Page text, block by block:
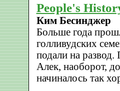
People's
Ким Бесинджер
Больше года
голливудских
подали на
Алек, наоборот,
начиналось так